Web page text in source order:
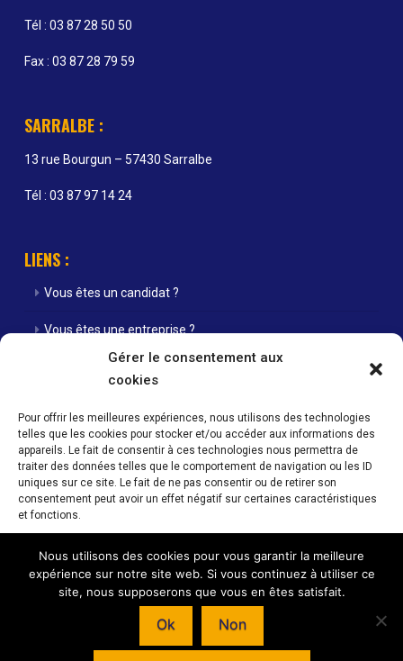
Gérer le consentement aux
cookies
Pour offrir les meilleures expériences, nous utilisons des technologies
telles que les cookies pour stocker et/ou accéder aux informations des
appareils. Le fait de consentir à ces technologies nous permettra de
traiter des données telles que le comportement de navigation ou les ID
uniques sur ce site. Le fait de ne pas consentir ou de retirer son
consentement peut avoir un effet négatif sur certaines caractéristiques
et fonctions.
Accepter
Refuser
Voir les préférences
Tél : 03 87 28 50 50
Fax : 03 87 28 79 59
SARRALBE :
13 rue Bourgun – 57430 Sarralbe
Tél : 03 87 97 14 24
LIENS :
Vous êtes un candidat ?
Vous êtes une entreprise ?
Nos agences
Actualités
Contact
Mentions Légales / Crédits
Horaires d’ouverture de nos agences : Du lundi au vendredi 08h00 -
12h00 / 14h00 - 18h00
Nous utilisons des cookies pour vous garantir la meilleure
expérience sur notre site web. Si vous continuez à utiliser ce
site, nous supposerons que vous en êtes satisfait.
Ok Non